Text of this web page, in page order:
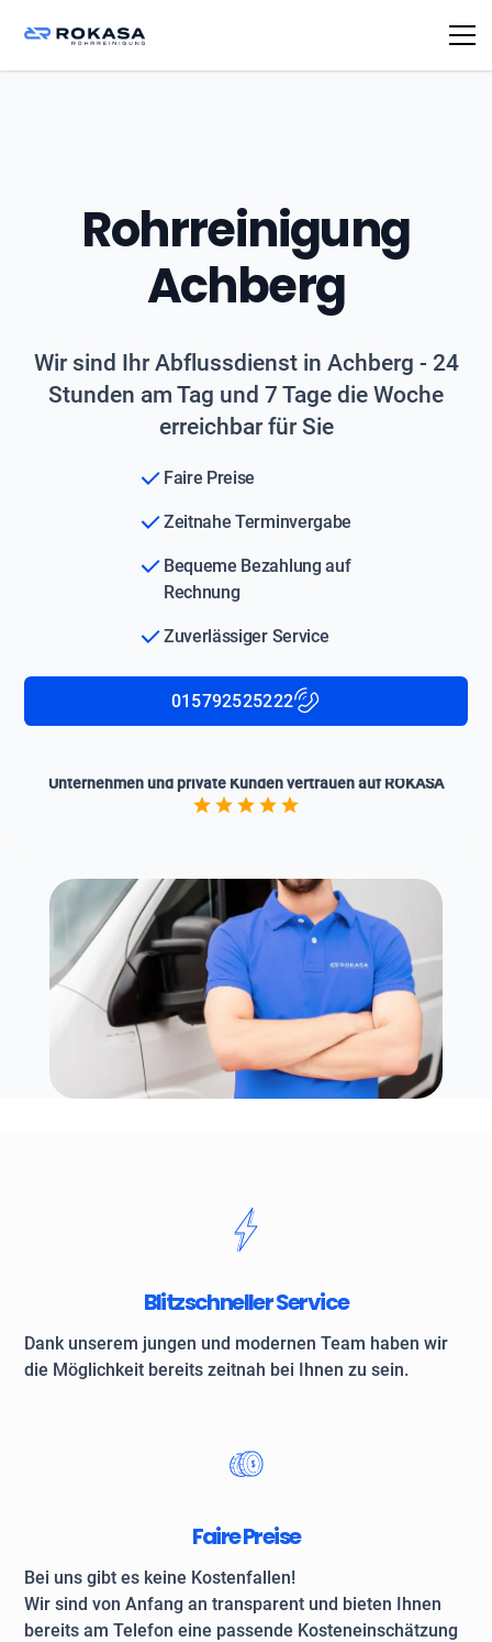
Rohrreinigung
Achberg
Wir sind Ihr Abflussdienst in Achberg - 24
Stunden am Tag und 7 Tage die Woche
erreichbar für Sie
Faire Preise
Zeitnahe Terminvergabe
Bequeme Bezahlung auf
Rechnung
Zuverlässiger Service
015792525222
Unternehmen und private Kunden vertrauen auf ROKASA
Blitzschneller Service
Dank unserem jungen und modernen Team haben wir
die Möglichkeit bereits zeitnah bei Ihnen zu sein.
Faire Preise
Bei uns gibt es keine Kostenfallen!
Wir sind von Anfang an transparent und bieten Ihnen
bereits am Telefon eine passende Kosteneinschätzung